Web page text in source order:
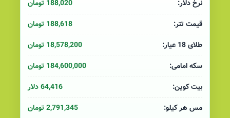
نرخ دلار:
188,020 تومان
قیمت تتر:
188,618 تومان
طلای 18 عیار:
18,578,200 تومان
سکه امامی:
184,600,000 تومان
بیت کوین:
64,416 دلار
مس هر کیلو:
2,791,345 تومان